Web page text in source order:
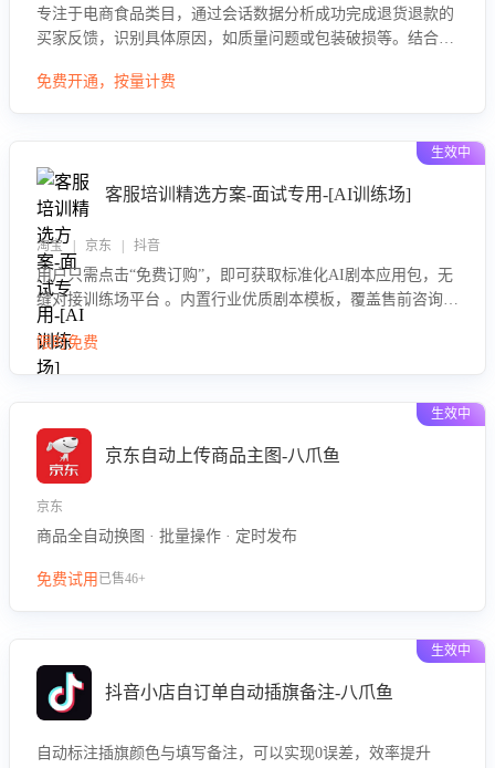
专注于电商食品类目，通过会话数据分析成功完成退货退款的
买家反馈，识别具体原因，如质量问题或包装破损等。结合AI
低退款率，提升售后效率。
免费开通，按量计费
生效中
客服培训精选方案-面试专用-[AI训练场]
淘宝 | 京东 | 抖音
用户只需点击“免费订购”，即可获取标准化AI剧本应用包，无
缝对接训练场平台 。内置行业优质剧本模板，覆盖售前咨询、
售后处理等全场景，消除复杂部署流程，节省90%的初始化时
间，助力企业快速启动智能客服训练
限时免费
生效中
京东自动上传商品主图-八爪鱼
京东
商品全自动换图 · 批量操作 · 定时发布
免费试用 已售46+
生效中
抖音小店自订单自动插旗备注-八爪鱼
自动标注插旗颜色与填写备注，可以实现0误差，效率提升